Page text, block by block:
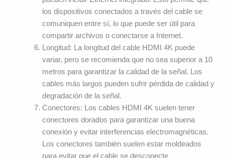
los dispositivos conectados a través del cable se
comuniquen entre sí, lo que puede ser útil para
compartir archivos o conectarse a Internet.
Longitud: La longitud del cable HDMI 4K puede
variar, pero se recomienda que no sea superior a 10
metros para garantizar la calidad de la señal. Los
cables más largos pueden sufrir pérdida de calidad y
degradación de la señal.
Conectores: Los cables HDMI 4K suelen tener
conectores dorados para garantizar una buena
conexión y evitar interferencias electromagnéticas.
Los conectores también suelen estar moldeados
para evitar que el cable se desconecte